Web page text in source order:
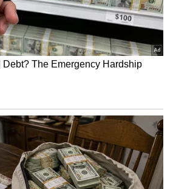
ಜೀವನವು ಸಂತೋಷ ಮತ್ತು
ಸ್ವಂತ ಮನೆ
ಕೆಲಸ ಮಾಡುವ ಕನಸು
ಸುಧಾರಿಸುತ್ತದೆ. ಬ್ಯಾಂಕ್
ಬೆಳೆಯುತ್ತದೆ.